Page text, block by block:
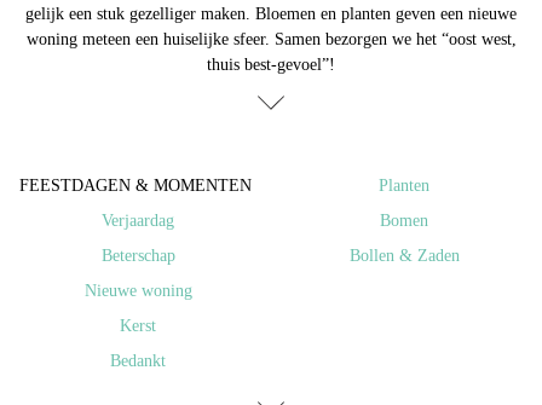
gelijk een stuk gezelliger maken. Bloemen en planten geven een nieuwe
woning meteen een huiselijke sfeer. Samen bezorgen we het “oost west,
thuis best-gevoel”!
FEESTDAGEN & MOMENTEN ​
Verjaardag
Beterschap
Nieuwe woning
Kerst
Bedankt
Planten
Bomen
Bollen & Zaden